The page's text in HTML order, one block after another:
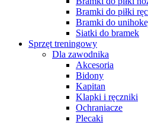
Bramki do piłki
Bramki do
Siatki do bramek
Sprzęt treningowy
Dla zawodnika
Akcesoria
Bidony
Kapitan
Klapki i ręczniki
Ochraniacze
Plecaki